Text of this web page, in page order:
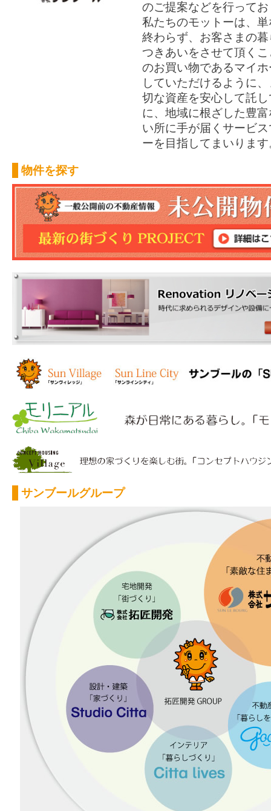
のご提案などを行って
私たちのモットーは、
終わらず、お客さまの
つきあいをさせて頂く
のお買い物であるマイ
していただけるように
切な資産を安心して託
に、地域に根ざした豊
い所に手が届くサービ
ーを目指してまいります
物件を探す
サンブールグループ